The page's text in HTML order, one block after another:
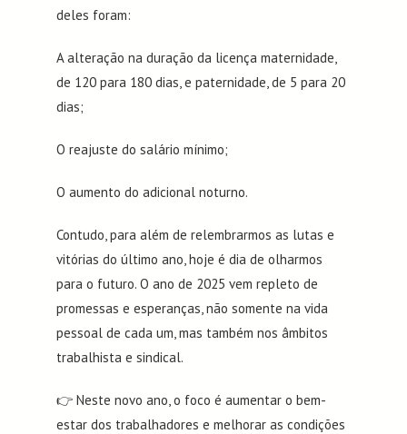
deles foram:
A alteração na duração da licença maternidade,
de 120 para 180 dias, e paternidade, de 5 para 20
dias;
O reajuste do salário mínimo;
O aumento do adicional noturno.
Contudo, para além de relembrarmos as lutas e
vitórias do último ano, hoje é dia de olharmos
para o futuro. O ano de 2025 vem repleto de
promessas e esperanças, não somente na vida
pessoal de cada um, mas também nos âmbitos
trabalhista e sindical.
👉 Neste novo ano, o foco é aumentar o bem-
estar dos trabalhadores e melhorar as condições